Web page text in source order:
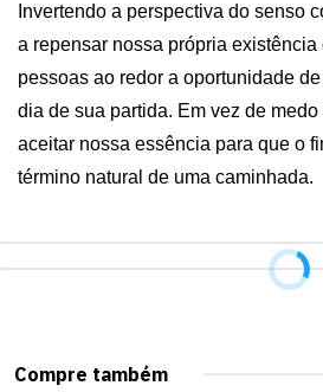
Invertendo a perspectiva do senso
a repensar nossa própria existência
pessoas ao redor a oportunidade
dia de sua partida. Em vez de
aceitar nossa essência para que o
término natural de uma caminhada.
Compre também